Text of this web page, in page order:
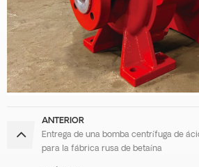
ANTERIOR
Entrega de una bomba centrífuga de
para la fábrica rusa de betaína